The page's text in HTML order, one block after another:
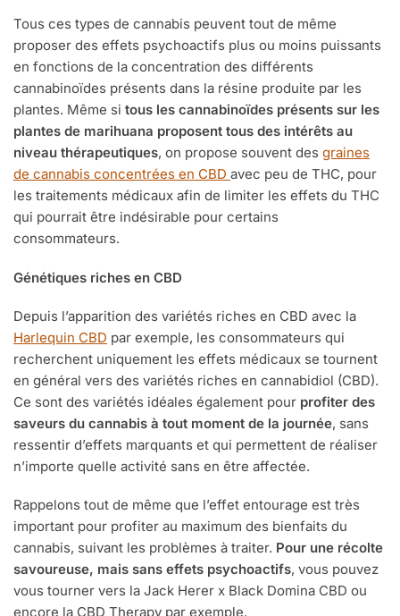
Tous ces types de cannabis peuvent tout de même
proposer des effets psychoactifs plus ou moins puissants
en fonctions de la concentration des différents
cannabinoïdes présents dans la résine produite par les
plantes. Même si tous les cannabinoïdes présents sur les
plantes de marihuana proposent tous des intérêts au
niveau thérapeutiques, on propose souvent des graines
de cannabis concentrées en CBD avec peu de THC, pour
les traitements médicaux afin de limiter les effets du THC
qui pourrait être indésirable pour certains
consommateurs.
Génétiques riches en CBD
Depuis l’apparition des variétés riches en CBD avec la
Harlequin CBD par exemple, les consommateurs qui
recherchent uniquement les effets médicaux se tournent
en général vers des variétés riches en cannabidiol (CBD).
Ce sont des variétés idéales également pour profiter des
saveurs du cannabis à tout moment de la journée, sans
ressentir d’effets marquants et qui permettent de réaliser
n’importe quelle activité sans en être affectée.
Rappelons tout de même que l’effet entourage est très
important pour profiter au maximum des bienfaits du
cannabis, suivant les problèmes à traiter. Pour une récolte
savoureuse, mais sans effets psychoactifs, vous pouvez
vous tourner vers la Jack Herer x Black Domina CBD ou
encore la CBD Therapy par exemple.